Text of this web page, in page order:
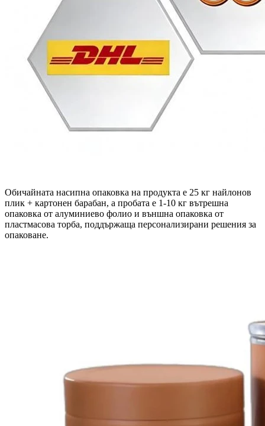
Обичайната насипна опаковка на продукта е 25 кг найлонов
плик + картонен барабан, а пробата е 1-10 кг вътрешна
опаковка от алуминиево фолио и външна опаковка от
пластмасова торба, поддържаща персонализирани решения за
опаковане.